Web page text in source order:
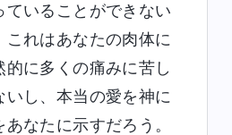
いることができない
れはあなたの肉体に
に多くの痛みに苦し
し、本当の愛を神に
なたに示すだろう。